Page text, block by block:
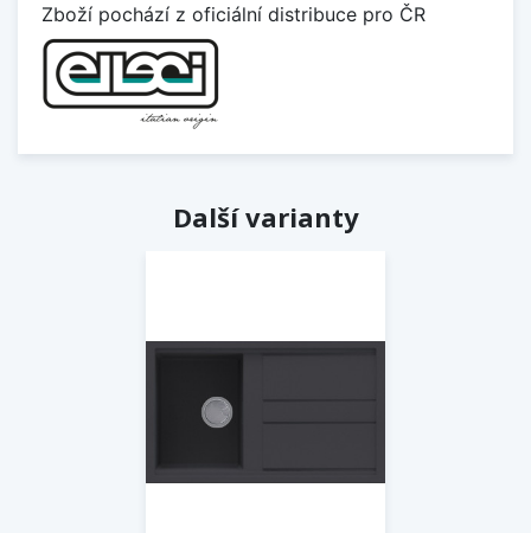
Zboží pochází z oficiální distribuce pro ČR
Další varianty